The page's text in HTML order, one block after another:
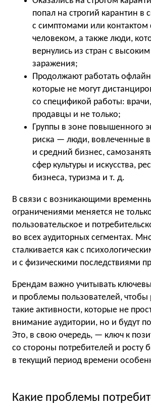
попал на строгий карантин в
с симптомами или
человеком, а также люди,
вернулись из стран с
заражения;
Продолжают работать
которые не могут
со спецификой работы:
продавцы и не только;
Группы в зоне повышенного
риска — люди, вовлеченные
и средний бизнес,
сфер культуры и искусства,
бизнеса, туризма и т. д.
В связи с возникающими
ограничениями меняется не
пользовательское и
во всех аудиторных сегментах.
сталкивается как с
и с физическими последствиями
Брендам важно учитывать
и проблемы пользователей, чтобы
такие активности, которые не
внимание аудитории, но и будут
Это, в свою очередь, — ключ к
со стороны потребителей и росту
в текущий период времени
Какие проблемы